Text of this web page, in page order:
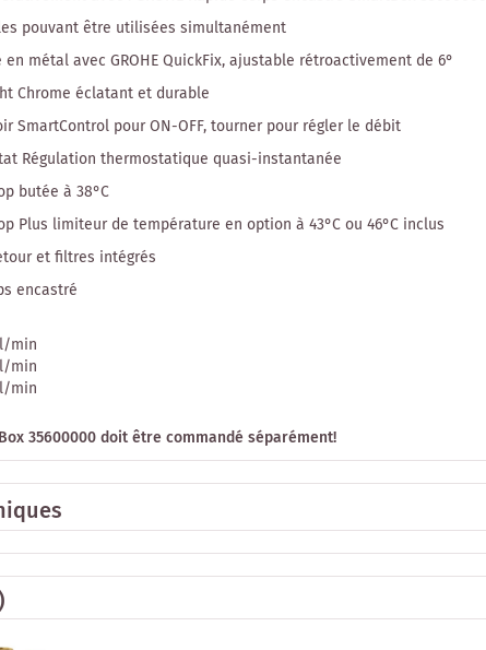
pouvant être utilisées simultanément
en métal avec GROHE QuickFix, ajustable rétroactivement de 6°
Chrome éclatant et durable
SmartControl pour ON-OFF, tourner pour régler le débit
Régulation thermostatique quasi-instantanée
butée à 38°C
Plus limiteur de température en option à 43°C ou 46°C inclus
et filtres intégrés
encastré
min
min
min
35600000 doit être commandé séparément!